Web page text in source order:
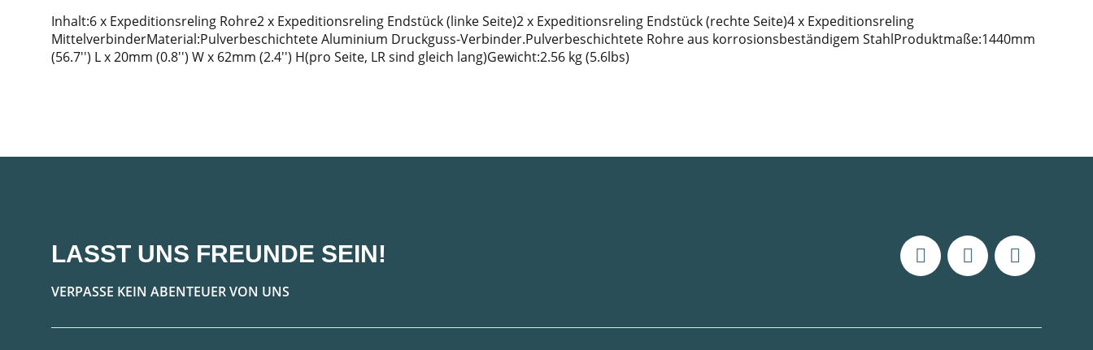
Inhalt:6 x Expeditionsreling Rohre2 x Expeditionsreling Endstück (linke Seite)2 x Expeditionsreling Endstück (rechte Seite)4 x Expeditionsreling
MittelverbinderMaterial:Pulverbeschichtete Aluminium Druckguss-Verbinder.Pulverbeschichtete Rohre aus korrosionsbeständigem StahlProduktmaße:1440mm
(56.7'') L x 20mm (0.8'') W x 62mm (2.4'') H(pro Seite, LR sind gleich lang)Gewicht:2.56 kg (5.6lbs)
LASST UNS FREUNDE SEIN!
VERPASSE KEIN ABENTEUER VON UNS